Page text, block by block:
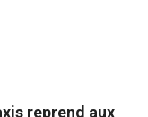
reprend aux